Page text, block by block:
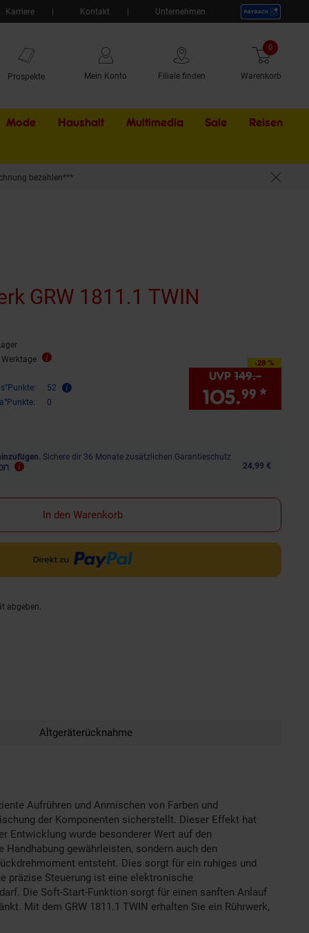
Karriere Kontakt Unternehmen
Prospekte Mein Konto Filiale finden Warenkorb
0 Artikel
Mode Haushalt Multimedia Sale Externer
Reisen
bezahlen***
GRW 1811.1 TWIN
52
0
-28 %
Sie Sparen 28 Prozent,
UVP 149.–
105.99 *
Sichere dir 36 Monate zusätzlichen Garantieschutz
24,99 €
In den Warenkorb
abgeben.
Altgeräterücknahme
Aufrühren und Anmischen von Farben und
der Komponenten sicherstellt. Dieser Effekt hat
Entwicklung wurde besonderer Wert auf den
gewährleisten, sondern auch den
entsteht. Dies sorgt für ein ruhiges und
präzise Steuerung ist eine elektronische
Die Soft-Start-Funktion sorgt für einen sanften Anlauf
Mit dem GRW 1811.1 TWIN erhalten Sie ein Rührwerk,